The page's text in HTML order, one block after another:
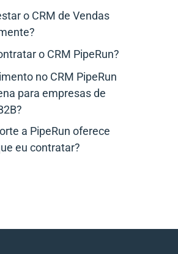
o CRM de Vendas
o CRM PipeRun?
no CRM PipeRun
para empresas de
a PipeRun oferece
eu contratar?